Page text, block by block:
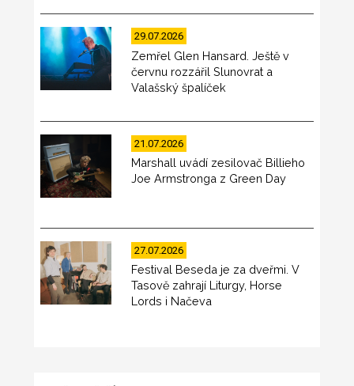
29.07.2026
Zemřel Glen Hansard. Ještě v
červnu rozzářil Slunovrat a
Valašský špalíček
21.07.2026
Marshall uvádí zesilovač Billieho
Joe Armstronga z Green Day
27.07.2026
Festival Beseda je za dveřmi. V
Tasově zahrají Liturgy, Horse
Lords i Načeva